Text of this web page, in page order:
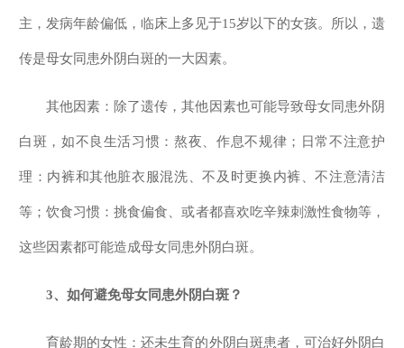
主，发病年龄偏低，临床上多见于15岁以下的女孩。所以，遗
传是母女同患外阴白斑的一大因素。
其他因素：除了遗传，其他因素也可能导致母女同患外阴
白斑，如不良生活习惯：熬夜、作息不规律；日常不注意护
理：内裤和其他脏衣服混洗、不及时更换内裤、不注意清洁
等；饮食习惯：挑食偏食、或者都喜欢吃辛辣刺激性食物等，
这些因素都可能造成母女同患外阴白斑。
3、如何避免母女同患外阴白斑？
育龄期的女性：还未生育的外阴白斑患者，可治好外阴白